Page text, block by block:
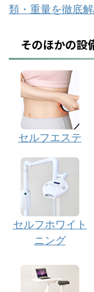
類・重量を徹底
そのほかの設
セルフエステ
セルフホワイト
ニング